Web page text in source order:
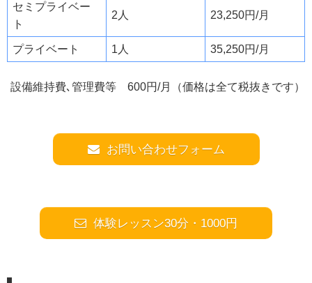
セミプライベー
ト
2人 23,250円/月
プライベート 1人 35,250円/月
設備維持費､管理費等 600円/月（価格は全て税抜きです）
お問い合わせフォーム
体験レッスン30分・1000円